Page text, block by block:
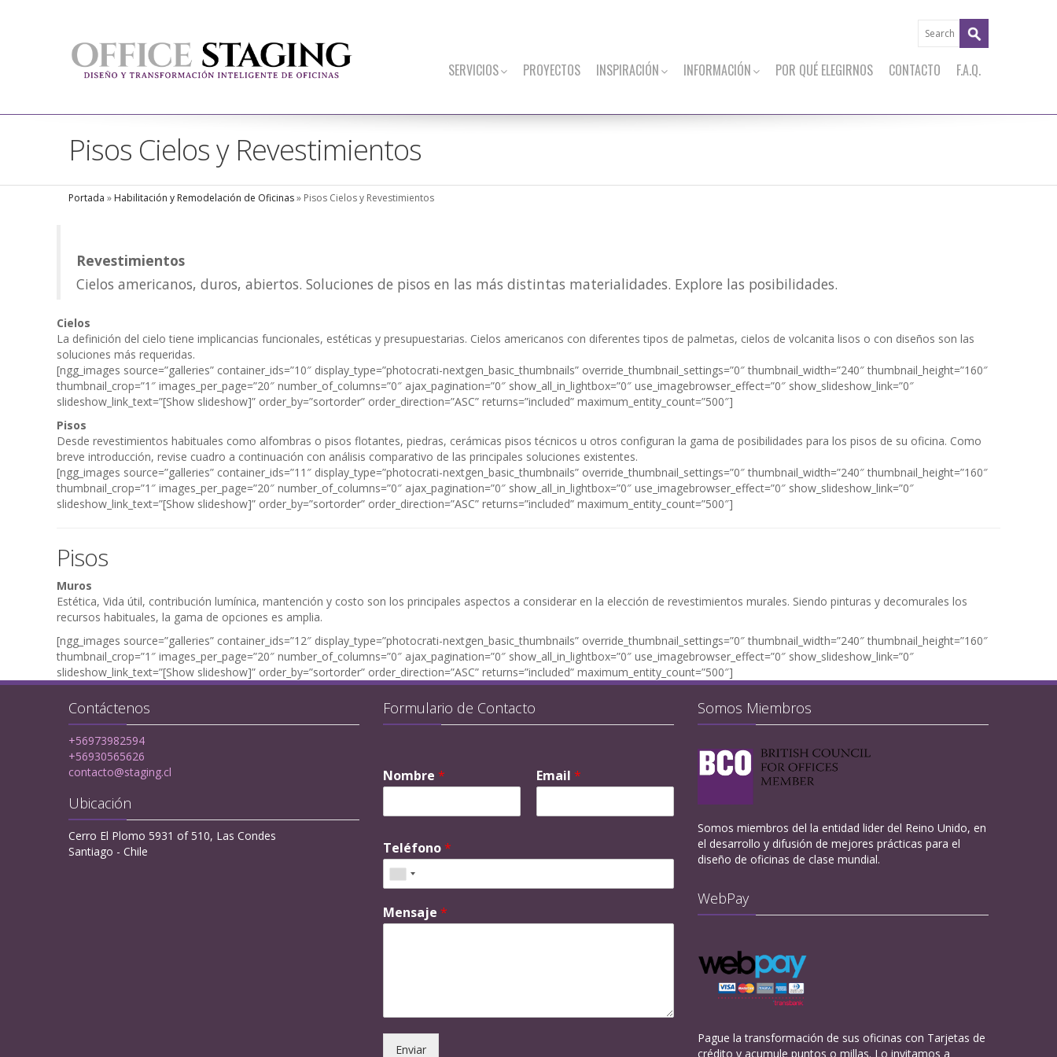
SERVICIOS PROYECTOS INSPIRACIÓN INFORMACIÓN POR QUÉ ELEGIRNOS CONTACTO F.A.Q.
Pisos Cielos y Revestimientos
Portada » Habilitación y Remodelación de Oficinas» Pisos Cielos y Revestimientos
Revestimientos
Cielos americanos, duros, abiertos. Soluciones de pisos en las más distintas materialidades. Explore las posibilidades.
Cielos
La definición del cielo tiene implicancias funcionales, estéticas y presupuestarias. Cielos americanos con diferentes tipos de palmetas, cielos de volcanita lisos o con diseños son las
soluciones más requeridas.
[ngg_images source=”galleries” container_ids=”10″ display_type=”photocrati-nextgen_basic_thumbnails” override_thumbnail_settings=”0″ thumbnail_width=”240″ thumbnail_height=”160″
thumbnail_crop=”1″ images_per_page=”20″ number_of_columns=”0″ ajax_pagination=”0″ show_all_in_lightbox=”0″ use_imagebrowser_effect=”0″ show_slideshow_link=”0″
slideshow_link_text=”[Show slideshow]” order_by=”sortorder” order_direction=”ASC” returns=”included” maximum_entity_count=”500″]
Pisos
Desde revestimientos habituales como alfombras o pisos flotantes, piedras, cerámicas pisos técnicos u otros configuran la gama de posibilidades para los pisos de su oficina. Como
breve introducción, revise cuadro a continuación con análisis comparativo de las principales soluciones existentes.
[ngg_images source=”galleries” container_ids=”11″ display_type=”photocrati-nextgen_basic_thumbnails” override_thumbnail_settings=”0″ thumbnail_width=”240″ thumbnail_height=”160″
thumbnail_crop=”1″ images_per_page=”20″ number_of_columns=”0″ ajax_pagination=”0″ show_all_in_lightbox=”0″ use_imagebrowser_effect=”0″ show_slideshow_link=”0″
slideshow_link_text=”[Show slideshow]” order_by=”sortorder” order_direction=”ASC” returns=”included” maximum_entity_count=”500″]
Pisos
Muros
Estética, Vida útil, contribución lumínica, mantención y costo son los principales aspectos a considerar en la elección de revestimientos murales. Siendo pinturas y decomurales los
recursos habituales, la gama de opciones es amplia.
[ngg_images source=”galleries” container_ids=”12″ display_type=”photocrati-nextgen_basic_thumbnails” override_thumbnail_settings=”0″ thumbnail_width=”240″ thumbnail_height=”160″
thumbnail_crop=”1″ images_per_page=”20″ number_of_columns=”0″ ajax_pagination=”0″ show_all_in_lightbox=”0″ use_imagebrowser_effect=”0″ show_slideshow_link=”0″
slideshow_link_text=”[Show slideshow]” order_by=”sortorder” order_direction=”ASC” returns=”included” maximum_entity_count=”500″]
Contáctenos
+56973982594
+56930565626
contacto@staging.cl
Ubicación
Cerro El Plomo 5931 of 510, Las Condes
Santiago - Chile
Formulario de Contacto
Nombre * Email *
Teléfono*
Mensaje *
Enviar
Somos Miembros
Somos miembros del la entidad lider del Reino Unido, en
el desarrollo y difusión de mejores prácticas para el
diseño de oficinas de clase mundial.
WebPay
Pague la transformación de sus oficinas con Tarjetas de
crédito y acumule puntos o millas. Lo invitamos a